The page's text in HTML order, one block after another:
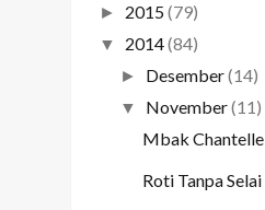
► 2015(79)
▼ 2014(84)
► Desember(14)
▼ November(11)
Mbak Chantelle
Roti Tanpa Selai